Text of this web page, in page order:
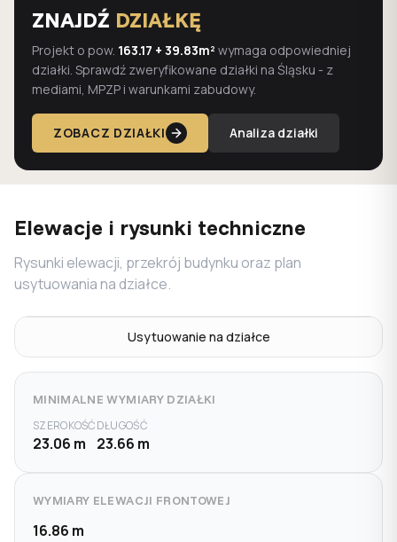
ZNAJDŹ DZIAŁKĘ
Projekt o pow. 163.17 + 39.83m² wymaga odpowiedniej
działki. Sprawdź zweryfikowane działki na Śląsku - z
mediami, MPZP i warunkami zabudowy.
ZOBACZ DZIAŁKI Analiza działki
Elewacje i rysunki techniczne
Rysunki elewacji, przekrój budynku oraz plan
usytuowania na działce.
Usytuowanie na działce
MINIMALNE WYMIARY DZIAŁKI
SZEROKOŚĆ
23.06 m
DŁUGOŚĆ
23.66 m
WYMIARY ELEWACJI FRONTOWEJ
16.86 m